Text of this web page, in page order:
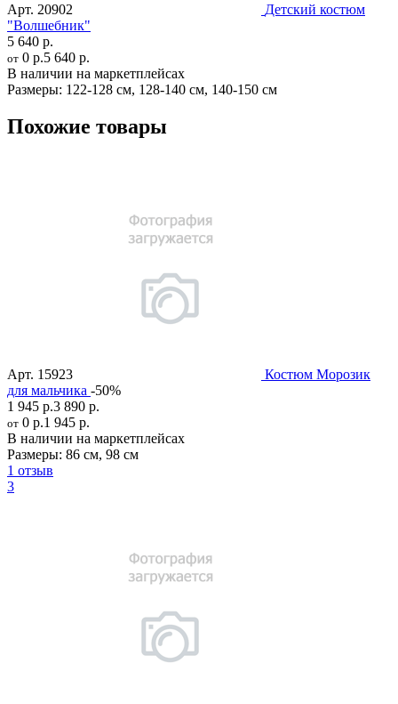
Арт. 20902
Детский костюм
"Волшебник"
5 640 р.
от 0 р.5 640 р.
В наличии на маркетплейсах
Размеры: 122-128 см, 128-140 см, 140-150 см
Похожие товары
Арт. 15923
Костюм Морозик
для мальчика -50%
1 945 р.3 890 р.
от 0 р.1 945 р.
В наличии на маркетплейсах
Размеры: 86 см, 98 см
1 отзыв
3